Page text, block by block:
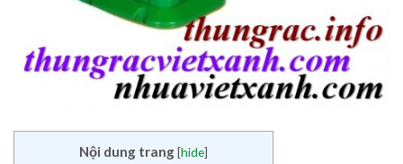
Nội dung trang[hide]